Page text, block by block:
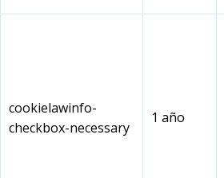
cookielawinfo-
checkbox-necessary
1 año